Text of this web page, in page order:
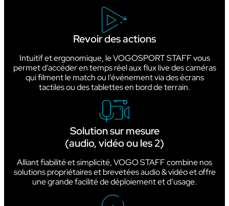
Revoir des actions
Intuitif et ergonomique, le VOGOSPORT STAFF vous
permet d’accéder en temps réel aux flux live des caméras
qui filment le match ou l’événement via des écrans
tactiles ou des tablettes en bord de terrain.
Solution sur mesure
(audio, vidéo ou les 2)
Alliant fiabilité et simplicité, VOGO STAFF combine nos
solutions propriétaires et brevetées audio & vidéo et offre
une grande facilité de déploiement et d’usage.